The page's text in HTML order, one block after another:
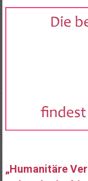
„Humanitäre